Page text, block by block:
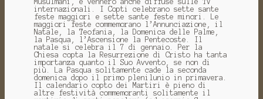
internazionali. I Copti celebrano sette sante
feste maggiori e sette sante feste minori. Le
maggiori feste commemorano l’Annunciazione, il
Natale, la Teofania, la Domenica delle Palme,
la Pasqua, l’Ascensione la Pentecoste. Il
natale si celebra il 7 di gennaio. Per la
Chiesa copta la Resurrezione di Cristo ha tanta
importanza quanto il Suo Avvento, se non di
più. La Pasqua solitamente cade la seconda
domenica dopo il primo plenilunio in primavera.
Il calendario copto dei Martiri è pieno di
altre festività commemoranti solitamente il